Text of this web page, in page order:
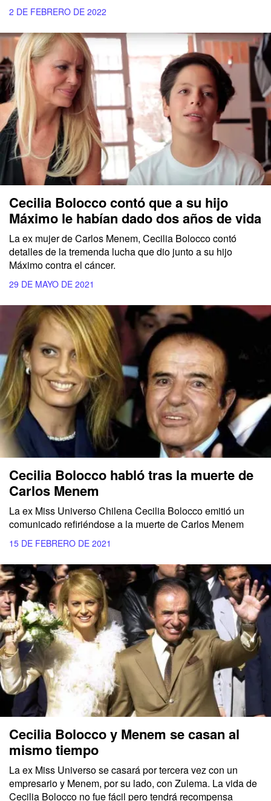
2 DE FEBRERO DE 2022
Cecilia Bolocco contó que a su hijo
Máximo le habían dado dos años de vida
La ex mujer de Carlos Menem, Cecilia Bolocco contó
detalles de la tremenda lucha que dio junto a su hijo
Máximo contra el cáncer.
29 DE MAYO DE 2021
Cecilia Bolocco habló tras la muerte de
Carlos Menem
La ex Miss Universo Chilena Cecilia Bolocco emitió un
comunicado refiriéndose a la muerte de Carlos Menem
15 DE FEBRERO DE 2021
Cecilia Bolocco y Menem se casan al
mismo tiempo
La ex Miss Universo se casará por tercera vez con un
empresario y Menem, por su lado, con Zulema. La vida de
Cecilia Bolocco no fue fácil pero tendrá recompensa